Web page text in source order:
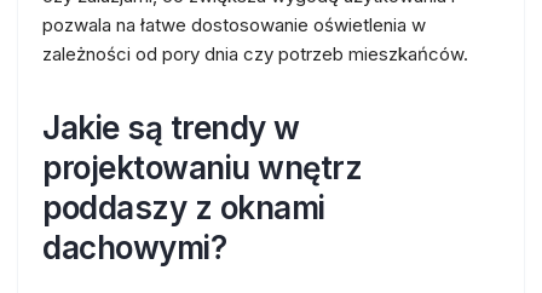
pozwala na łatwe dostosowanie oświetlenia w
zależności od pory dnia czy potrzeb mieszkańców.
Jakie są trendy w
projektowaniu wnętrz
poddaszy z oknami
dachowymi?